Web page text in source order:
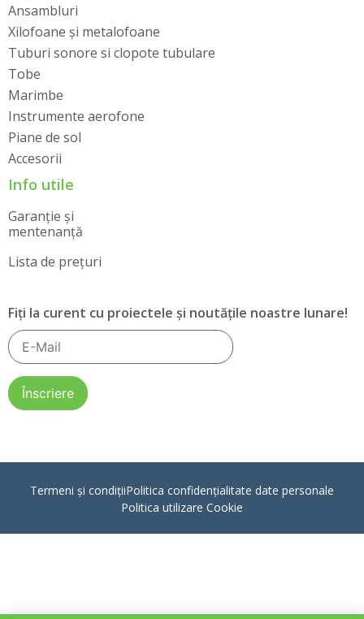
Ansambluri
Xilofoane și metalofoane
Tuburi sonore si clopote tubulare
Tobe
Marimbe
Instrumente aerofone
Piane de sol
Accesorii
Info utile
Garanție și
mentenanță
Lista de prețuri
Fiți la curent cu proiectele și noutățile noastre lunare!
Termeni și condițiiPolitica confidențialitate date personale
Politica utilizare Cookie